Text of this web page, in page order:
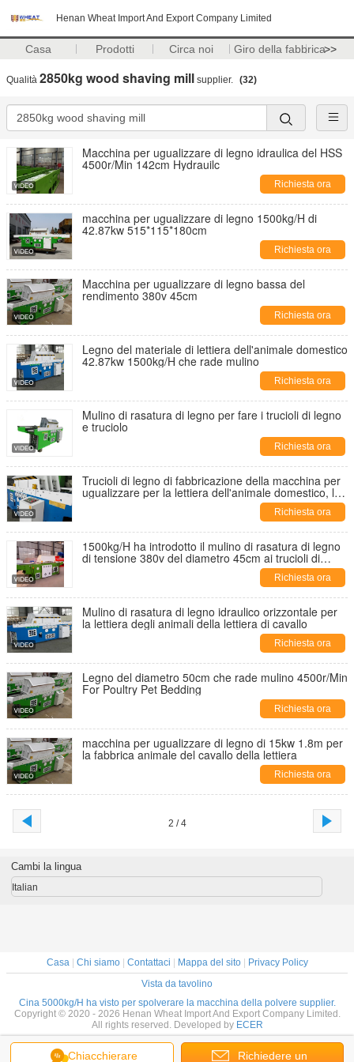
Henan Wheat Import And Export Company Limited
Casa Prodotti Circa noi Giro della fabbrica>>
Qualità 2850kg wood shaving mill supplier. (32)
Macchina per ugualizzare di legno idraulica del HSS
4500r/Min 142cm Hydrauilc
Richiesta ora
macchina per ugualizzare di legno 1500kg/H di
42.87kw 515*115*180cm
Richiesta ora
Macchina per ugualizzare di legno bassa del
rendimento 380v 45cm
Richiesta ora
Legno del materiale di lettiera dell'animale domestico
42.87kw 1500kg/H che rade mulino
Richiesta ora
Mulino di rasatura di legno per fare i trucioli di legno
e truciolo
Richiesta ora
Trucioli di legno di fabbricazione della macchina per
ugualizzare per la lettiera dell'animale domestico, la
lettiera del pollame e la lettiera del cavalloRichiesta ora
1500kg/H ha introdotto il mulino di rasatura di legno
di tensione 380v del diametro 45cm ai trucioli di
produzione nella fabbrica del cavallo Richiesta ora
Mulino di rasatura di legno idraulico orizzontale per
la lettiera degli animali della lettiera di cavallo
Richiesta ora
Legno del diametro 50cm che rade mulino 4500r/Min
For Poultry Pet Bedding
Richiesta ora
macchina per ugualizzare di legno di 15kw 1.8m per
la fabbrica animale del cavallo della lettiera
Richiesta ora
2 / 4
Chiacchierare Richiedere un
Cambi la lingua
Italian
Casa| Chi siamo| Contattaci Mappa del sito|
Privacy Policy
Vista da tavolino
Cina 5000kg/H ha visto per spolverare la macchina della polvere supplier.
Copyright © 2020 - 2026 Henan Wheat Import And Export Company Limited.
All rights reserved. Developed by ECER